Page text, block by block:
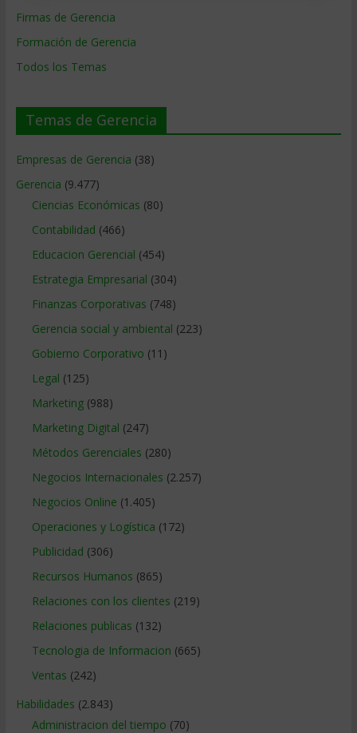
Firmas de Gerencia
Formación de Gerencia
Todos los Temas
Temas de Gerencia
Empresas de Gerencia (38)
Gerencia (9.477)
Ciencias Económicas (80)
Contabilidad (466)
Educacion Gerencial (454)
Estrategia Empresarial (304)
Finanzas Corporativas (748)
Gerencia social y ambiental (223)
Gobierno Corporativo (11)
Legal (125)
Marketing(988)
Marketing Digital (247)
Métodos Gerenciales (280)
Negocios Internacionales (2.257)
Negocios Online (1.405)
Operaciones y Logística (172)
Publicidad (306)
Recursos Humanos (865)
Relaciones con los clientes (219)
Relaciones publicas (132)
Tecnologia de Informacion (665)
Ventas (242)
Habilidades (2.843)
Administracion del tiempo (70)